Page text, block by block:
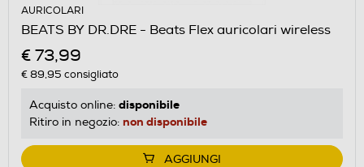
AURICOLARI
BEATS BY DR.DRE - Beats Flex auricolari wireless
€ 73,99
€ 89,95 consigliato
Acquisto online: disponibile
Ritiro in negozio: non disponibile
AGGIUNGI